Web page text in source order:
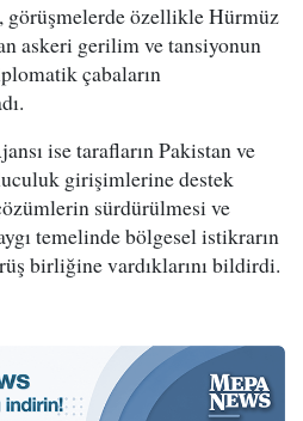
görüşmelerde özellikle Hürmüz
askeri gerilim ve tansiyonun
çabaların
ise tarafların Pakistan ve
girişimlerine destek
sürdürülmesi ve
temelinde bölgesel istikrarın
birliğine vardıklarını bildirdi.